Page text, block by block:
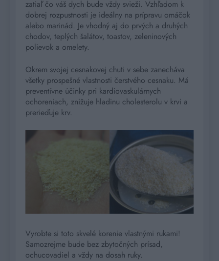
zatiaľ čo váš dych bude vždy svieži. Vzhľadom k
dobrej rozpustnosti je ideálny na prípravu omáčok
alebo marinád. Je vhodný aj do prvých a druhých
chodov, teplých šalátov, toastov, zeleninových
polievok a omelety.
Okrem svojej cesnakovej chuti v sebe zanecháva
všetky prospešné vlastnosti čerstvého cesnaku. Má
preventívne účinky pri kardiovaskulárnych
ochoreniach, znižuje hladinu cholesterolu v krvi a
prerieďuje krv.
Vyrobte si toto skvelé korenie vlastnými rukami!
Samozrejme bude bez zbytočných prísad,
ochucovadiel a vždy na dosah ruky.